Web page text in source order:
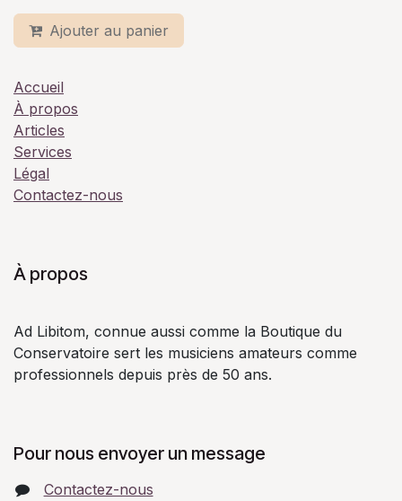
Ajouter au panier
Accueil
À propos
Articles
Services
Légal
Contactez-nous
À propos
Ad Libitom, connue aussi comme la Boutique du
Conservatoire sert les musiciens amateurs comme
professionnels depuis près de 50 ans.
Pour nous envoyer un message
Contactez-nous